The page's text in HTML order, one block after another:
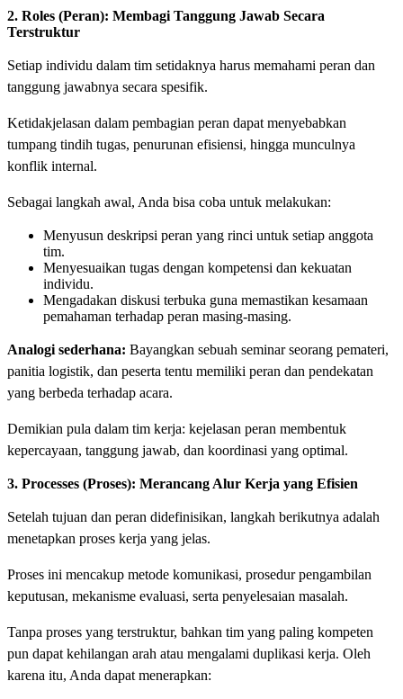
2. Roles (Peran): Membagi Tanggung Jawab Secara
Terstruktur
Setiap individu dalam tim setidaknya harus memahami peran dan
tanggung jawabnya secara spesifik.
Ketidakjelasan dalam pembagian peran dapat menyebabkan
tumpang tindih tugas, penurunan efisiensi, hingga munculnya
konflik internal.
Sebagai langkah awal, Anda bisa coba untuk melakukan:
Menyusun deskripsi peran yang rinci untuk setiap anggota
tim.
Menyesuaikan tugas dengan kompetensi dan kekuatan
individu.
Mengadakan diskusi terbuka guna memastikan kesamaan
pemahaman terhadap peran masing-masing.
Analogi sederhana: Bayangkan sebuah seminar seorang pemateri,
panitia logistik, dan peserta tentu memiliki peran dan pendekatan
yang berbeda terhadap acara.
Demikian pula dalam tim kerja: kejelasan peran membentuk
kepercayaan, tanggung jawab, dan koordinasi yang optimal.
3. Processes (Proses): Merancang Alur Kerja yang Efisien
Setelah tujuan dan peran didefinisikan, langkah berikutnya adalah
menetapkan proses kerja yang jelas.
Proses ini mencakup metode komunikasi, prosedur pengambilan
keputusan, mekanisme evaluasi, serta penyelesaian masalah.
Tanpa proses yang terstruktur, bahkan tim yang paling kompeten
pun dapat kehilangan arah atau mengalami duplikasi kerja. Oleh
karena itu, Anda dapat menerapkan: